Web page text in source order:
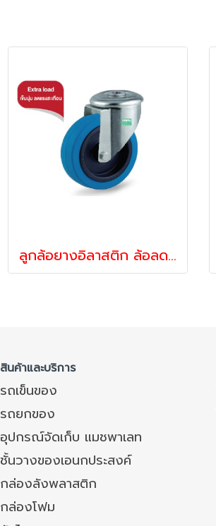
ลูกล้อยางอิลาสติก ล้อลดเสียง ล้อลดแรงสั่นสะเทือน ล้อไม่ทำพื้นเป็นรอย รับน้ำหนัก 160-375 กก.ล้อขารูหมุน รุ่น UFR ยี่ห้อ TENTE 12899,12905
สินค้าและบริการ
รถเข็นของ
รถยกของ
อุปกรณ์จัดเก็บ แมชพาเลท
ชั้นวางของเอนกประสงค์
กล่องลังพลาสติก
กล่องโฟม